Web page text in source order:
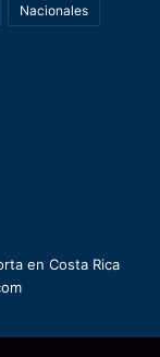
Nacionales
en Costa Rica